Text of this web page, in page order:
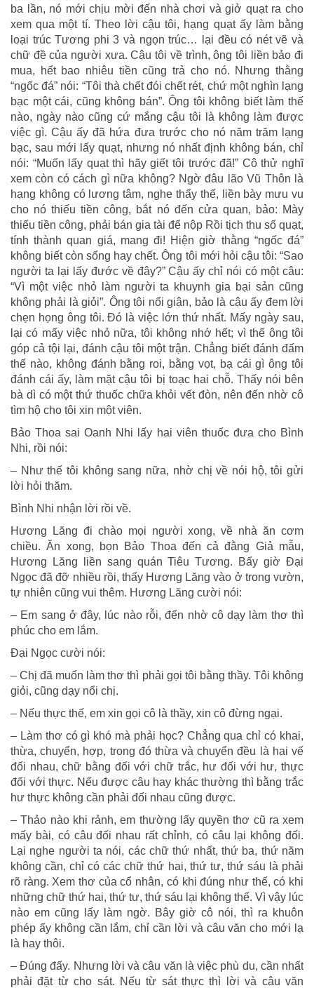
ba lần, nó mới chịu mời đến nhà chơi và giở quạt ra cho
xem qua một tí. Theo lời cậu tôi, hạng quạt ấy làm bằng
loại trúc Tương phi 3 và ngọn trúc… lại đều có nét vẽ và
chữ đề của người xưa. Cậu tôi về trình, ông tôi liền bảo đi
mua, hết bao nhiêu tiền cũng trả cho nó. Nhưng thằng
“ngốc đá” nói: “Tôi thà chết đói chết rét, chứ một nghìn lạng
bạc một cái, cũng không bán”. Ông tôi không biết làm thế
nào, ngày nào cũng cứ mắng cậu tôi là không làm được
việc gì. Cậu ấy đã hứa đưa trước cho nó năm trăm lạng
bạc, sau mới lấy quạt, nhưng nó nhất định không bán, chỉ
nói: “Muốn lấy quạt thì hãy giết tôi trước đã!” Cô thử nghĩ
xem còn có cách gì nữa không? Ngờ đâu lão Vũ Thôn là
hạng không có lương tâm, nghe thấy thế, liền bày mưu vu
cho nó thiếu tiền công, bắt nó đến cửa quan, bảo: Mày
thiếu tiền công, phải bán gia tài để nộp Rồi tịch thu số quạt,
tính thành quan giá, mang đi! Hiện giờ thằng “ngốc đá”
không biết còn sống hay chết. Ông tôi mới hỏi cậu tôi: “Sao
người ta lại lấy đước về đây?” Cậu ấy chỉ nói có một câu:
“Vì một việc nhỏ làm người ta khuynh gia bại sản cũng
không phải là giỏi”. Ông tôi nổi giận, bảo là cậu ấy đem lời
chẹn họng ông tôi. Đó là việc lớn thứ nhất. Mấy ngày sau,
lại có mấy việc nhỏ nữa, tôi không nhớ hết; vì thế ông tôi
góp cả tội lại, đánh cậu tôi một trận. Chẳng biết đánh đấm
thế nào, không đánh bằng roi, bằng vọt, bạ cái gì ông tôi
đánh cái ấy, làm mặt cậu tôi bị toạc hai chỗ. Thấy nói bên
bà dì có một thứ thuốc chữa khỏi vết đòn, nên đến nhờ cô
tìm hộ cho tôi xin một viên.
Bảo Thoa sai Oanh Nhi lấy hai viên thuốc đưa cho Bình
Nhi, rồi nói:
– Như thế tôi không sang nữa, nhờ chị về nói hộ, tôi gửi
lời hỏi thăm.
Bình Nhi nhận lời rồi về.
Hương Lăng đi chào mọi người xong, về nhà ăn cơm
chiều. Ăn xong, bọn Bảo Thoa đến cả đằng Giả mẫu,
Hương Lăng liền sang quán Tiêu Tương. Bấy giờ Đại
Ngọc đã đỡ nhiều rồi, thấy Hương Lăng vào ở trong vườn,
tự nhiên cũng vui thêm. Hương Lăng cười nói:
– Em sang ở đây, lúc nào rỗi, đến nhờ cô dạy làm thơ thì
phúc cho em lắm.
Đại Ngọc cười nói:
– Chị đã muốn làm thơ thì phải gọi tôi bằng thầy. Tôi không
giỏi, cũng dạy nổi chị.
– Nếu thực thế, em xin gọi cô là thầy, xin cô đừng ngại.
– Làm thơ có gì khó mà phải học? Chẳng qua chỉ có khai,
thừa, chuyển, hợp, trong đó thừa và chuyển đều là hai vế
đối nhau, chữ bằng đối với chữ trắc, hư đối với hư, thực
đối với thực. Nếu được câu hay khác thường thì bằng trắc
hư thực không cần phải đối nhau cũng được.
– Thảo nào khi rảnh, em thường lấy quyền thơ cũ ra xem
mấy bài, có câu đối nhau rất chỉnh, có câu lại không đối.
Lại nghe người ta nói, các chữ thứ nhất, thứ ba, thứ năm
không cần, chỉ có các chữ thứ hai, thứ tư, thứ sáu là phải
rõ ràng. Xem thơ của cổ nhân, có khi đúng như thế, có khi
những chữ thứ hai, thứ tư, thứ sáu lại không thế. Vì vậy lúc
nào em cũng lấy làm ngờ. Bây giờ cô nói, thì ra khuôn
phép ấy không cần lắm, chỉ cần lời và câu văn cho mới lạ
là hay thôi.
– Đúng đấy. Nhưng lời và câu văn là việc phù du, cần nhất
phải đặt từ cho sát. Nếu từ sát thực thì lời và câu văn